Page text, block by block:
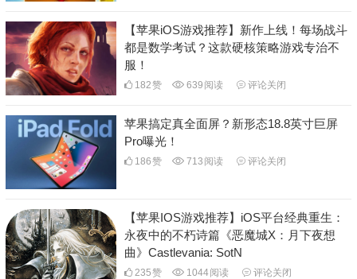
【苹果iOS游戏推荐】新作上线！每场战斗
都是数学考试？这款硬核策略游戏专治不
服！
182赞 639 阅读 评论关闭
苹果搞定真全面屏？新形态18.8英寸巨屏
Pro曝光！
186赞 713 阅读 评论关闭
【苹果IOS游戏推荐】iOS平台经典重生：
永夜中的不朽诗篇《恶魔城X：月下夜想
曲》Castlevania: SotN
235赞 1044阅读 评论关闭